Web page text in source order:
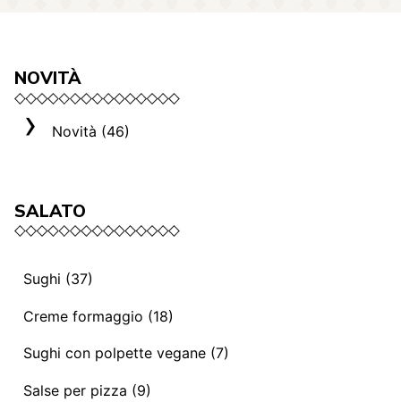
NOVITÀ
Novità (46)
SALATO
Sughi (37)
Sughi e ragù vegani (13)
Mediterranei (3)
Sughi e ragù (14)
Creme formaggio (18)
La selezione Roma (3)
Creme formaggio (8)
Sughi con polpette vegane (7)
Sughi con polpette vegane (7)
Salse per pizza (9)